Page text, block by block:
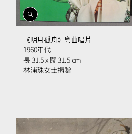
開
啟
相
簿
《明月孤舟》粵曲唱片
1960年代
長 31.5 x 闊 31.5 cm
林浦珠女士捐贈